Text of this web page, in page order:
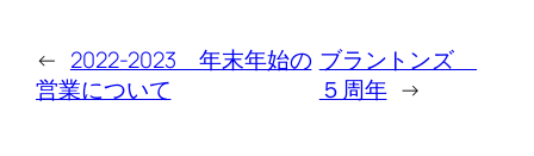
← 2022-2023 年末年始の
営業について
ブラントンズ
５周年 →